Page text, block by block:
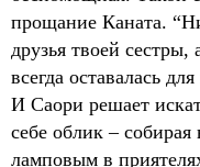
прощание Каната.
друзья твоей
всегда оставалась
И Саори решает
себе облик –
ламповым в